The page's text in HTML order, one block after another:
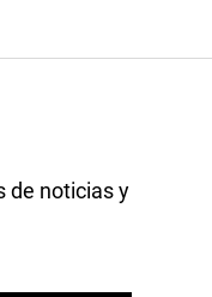
de noticias y